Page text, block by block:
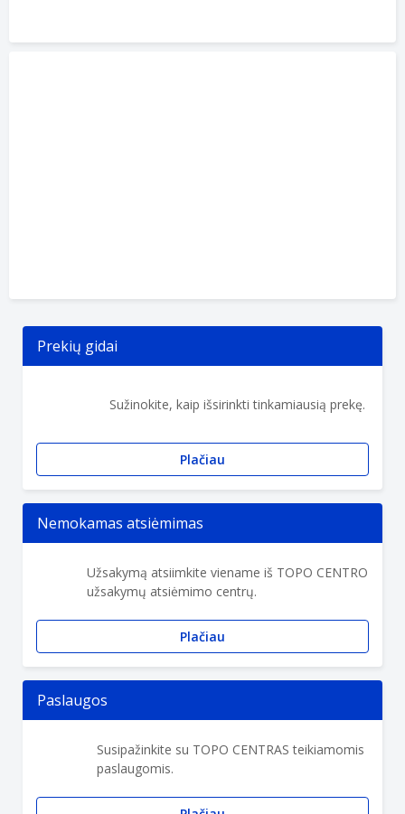
Prekių gidai
Sužinokite, kaip išsirinkti tinkamiausią prekę.
Plačiau
Nemokamas atsiėmimas
Užsakymą atsiimkite viename iš TOPO CENTRO
užsakymų atsiėmimo centrų.
Plačiau
Paslaugos
Susipažinkite su TOPO CENTRAS teikiamomis
paslaugomis.